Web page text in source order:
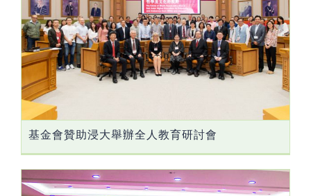
基金會贊助浸大舉辦全人教育研討會